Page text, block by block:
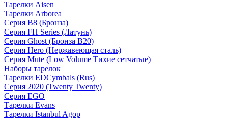
Тарелки Aisen
Тарелки Arborea
Серия B8 (Бронза)
Серия FH Series (Латунь)
Серия Ghost (Бронза B20)
Серия Hero (Нержавеющая сталь)
Серия Mute (Low Volume Тихие сетчатые)
Наборы тарелок
Тарелки EDCymbals (Rus)
Серия 2020 (Twenty Twenty)
Серия EGO
Тарелки Evans
Тарелки Istanbul Agop